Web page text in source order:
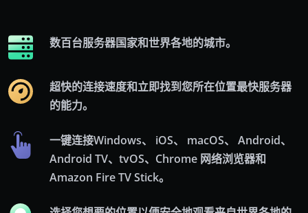
数百台服务器国家和世界各地的城市。
超快的连接速度和立即找到您所在位置最快服务器
的能力。
一键连接Windows、 iOS、 macOS、 Android、
Android TV、tvOS、Chrome 网络浏览器和
Amazon Fire TV Stick。